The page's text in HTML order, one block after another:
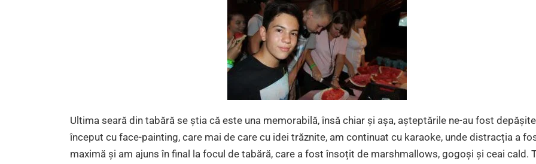
Ultima seară din tabără se știa că este una memorabilă, însă chiar și așa, așteptările ne-au fost
început cu face-painting, care mai de care cu idei trăznite, am continuat cu karaoke, unde distracția a
maximă și am ajuns în final la focul de tabără, care a fost însoțit de marshmallows, gogoși și ceai cald.